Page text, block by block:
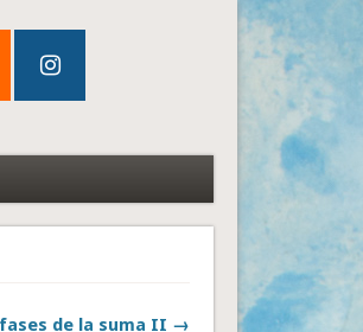
de la suma II →